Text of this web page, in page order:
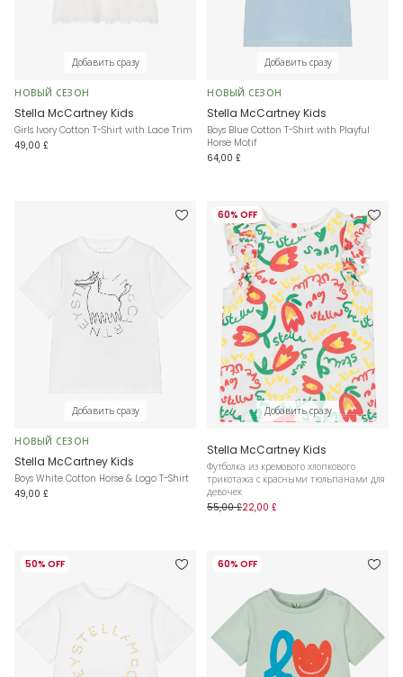
Добавить сразу
НОВЫЙ СЕЗОН
Stella McCartney Kids
Girls Ivory Cotton T-Shirt with Lace Trim
49,00 £
Добавить сразу
НОВЫЙ СЕЗОН
Stella McCartney Kids
Boys Blue Cotton T-Shirt with Playful
Horse Motif
64,00 £
Добавить сразу
НОВЫЙ СЕЗОН
Stella McCartney Kids
Boys White Cotton Horse & Logo T-Shirt
49,00 £
60% OFF
Добавить сразу
Stella McCartney Kids
Футболка из кремового хлопкового
трикотажа с красными тюльпанами для
девочек
55,00 £22,00 £
50% OFF 60% OFF